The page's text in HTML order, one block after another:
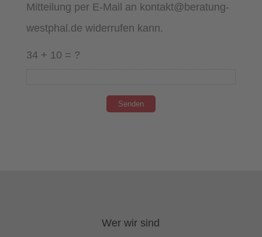
Mitteilung per E-Mail an kontakt@beratung-
westphal.de widerrufen kann.
34 + 10 = ?
Wer wir sind